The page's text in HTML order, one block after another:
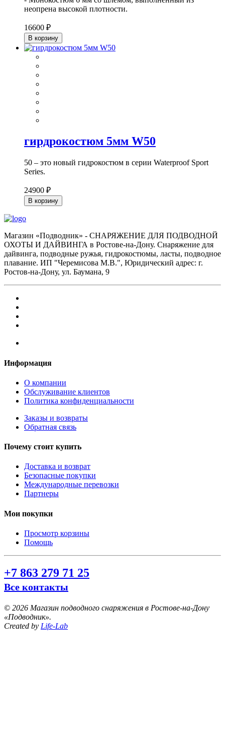
неопрена высокой плотности.
16600 ₽
В корзину
гирдрокостюм 5мм W50
50 – это новый гидрокостюм в серии Waterproof Sport
Series.
24900 ₽
В корзину
Магазин «Подводник» - СНАРЯЖЕНИЕ ДЛЯ ПОДВОДНОЙ
ОХОТЫ И ДАЙВИНГА в Ростове-на-Дону. Снаряжение для
дайвинга, подводные ружья, гидрокостюмы, ласты, подводное
плавание. ИП "Черемисова М.В.", Юридический адрес: г.
Ростов-на-Дону, ул. Баумана, 9
Информация
О компании
Обслуживание клиентов
Политика конфиденциальности
Заказы и возвраты
Обратная связь
Почему стоит купить
Доставка и возврат
Безопасные покупки
Международные перевозки
Партнеры
Мои покупки
Просмотр корзины
Помощь
+7 863 279 71 25
Все контакты
© 2026 Магазин подводного снаряжения в Ростове-на-Дону
«Подводник».
Created by Life-Lab